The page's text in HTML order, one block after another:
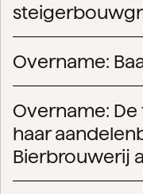
Overname:
Overname:
haar
Bierbrouwerij